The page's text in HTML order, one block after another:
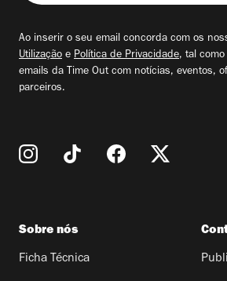
seu
Ao inserir o seu email concorda com os
Utilização e Política de Privacidade, tal
emails da Time Out com notícias, eventos,
parceiros.
Sobre nós
Ficha Técnica